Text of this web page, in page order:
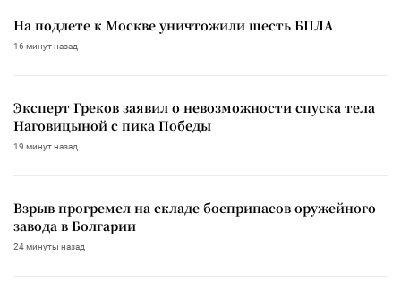
На подлете к Москве уничтожили шесть БПЛА
16 минут назад
Эксперт Греков заявил о невозможности спуска тела
Наговицыной с пика Победы
19 минут назад
Взрыв прогремел на складе боеприпасов оружейного
завода в Болгарии
24 минуты назад